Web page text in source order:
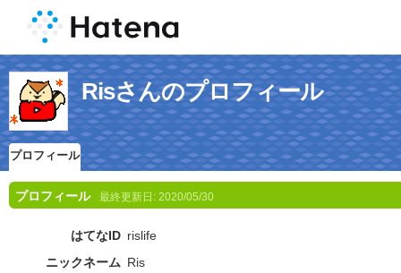
Risさんのプロフィール
プロフィール
プロフィール 最終更新日: 2020/05/30
はてなID rislife
ニックネーム Ris